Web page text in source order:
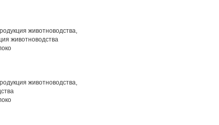
животноводства,
животноводства
животноводства,